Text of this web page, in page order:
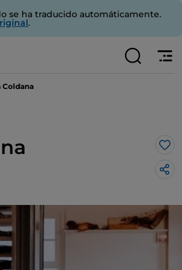
se ha traducido automáticamente.
.
Coldana
Me